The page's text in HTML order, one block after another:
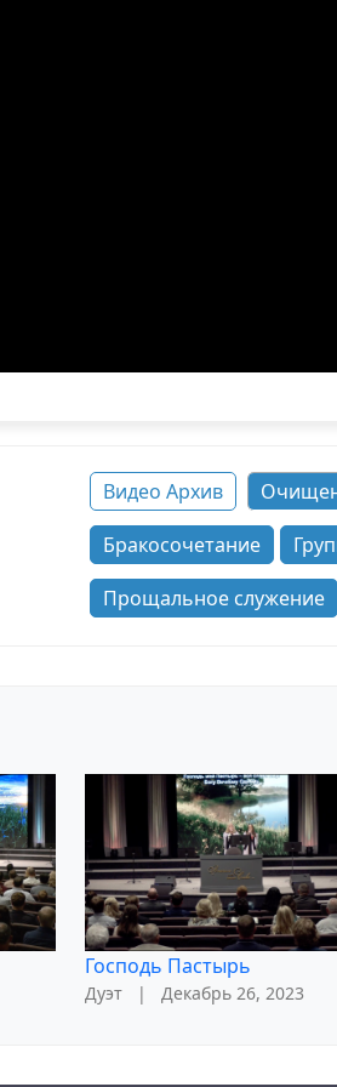
Видео Архив
Бракосочетание
Прощальное служение
Господь Пастырь
Дуэт | Декабрь 26, 2023